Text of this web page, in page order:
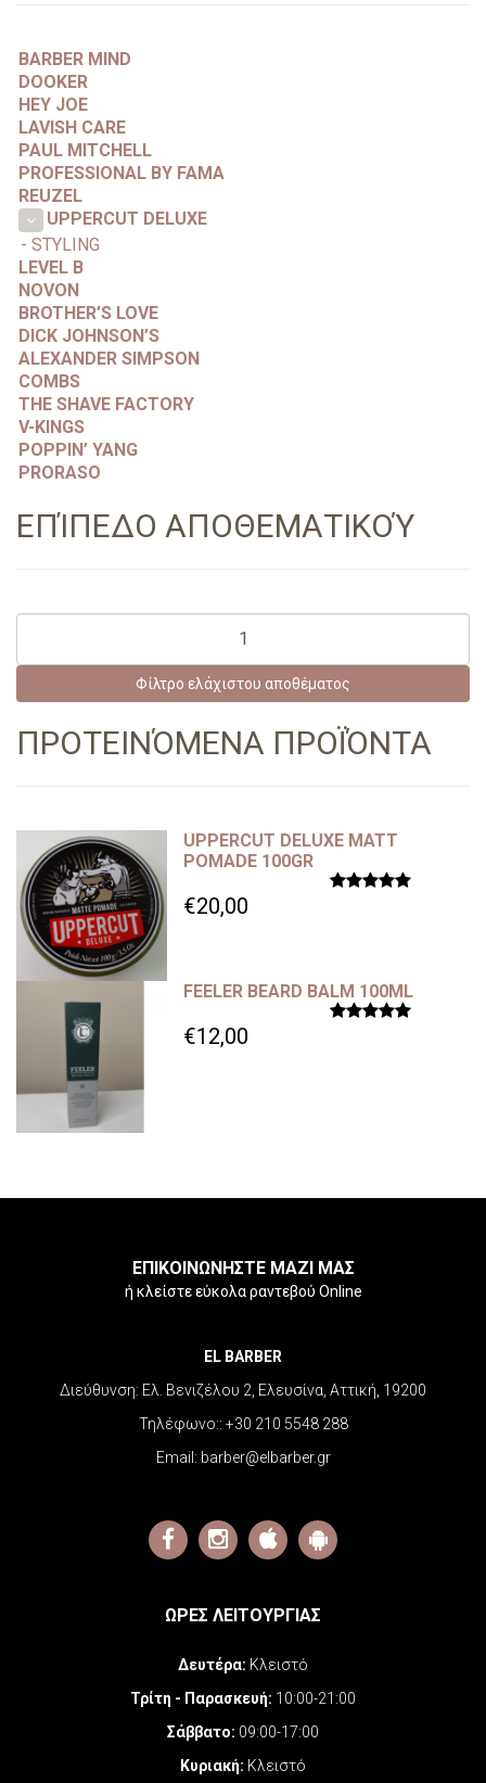
BARBER MIND
DOOKER
HEY JOE
LAVISH CARE
PAUL MITCHELL
PROFESSIONAL BY FAMA
REUZEL
UPPERCUT DELUXE
- STYLING
LEVEL B
NOVON
BROTHER’S LOVE
DICK JOHNSON’S
ALEXANDER SIMPSON
COMBS
THE SHAVE FACTORY
V-KINGS
POPPIN’ YANG
PRORASO
ΕΠΊΠΕΔΟ ΑΠΟΘΕΜΑΤΙΚΟΎ
Φίλτρο ελάχιστου αποθέματος
ΠΡΟΤΕΙΝΌΜΕΝΑ ΠΡΟΪΌΝΤΑ
UPPERCUT DELUXE MATT
POMADE 100GR
€20,00
FEELER BEARD BALM 100ML
€12,00
ΕΠΙΚΟΙΝΩΝΗΣΤΕ ΜΑΖΙ ΜΑΣ
ή κλείστε εύκολα ραντεβού Online
EL BARBER
Διεύθυνση: Ελ. Βενιζέλου 2, Ελευσίνα, Αττική, 19200
Τηλέφωνο:: +30 210 5548 288
Email: barber@elbarber.gr
ΩΡΕΣ ΛΕΙΤΟΥΡΓΙΑΣ
Δευτέρα: Κλειστό
Τρίτη - Παρασκευή: 10:00-21:00
Σάββατο: 09:00-17:00
Κυριακή: Κλειστό